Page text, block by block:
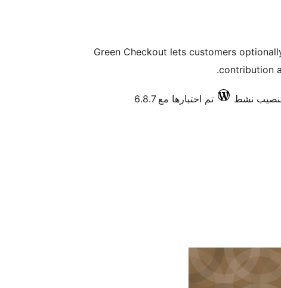
Green Checkout lets customers
contribution
تم اختبارها مع 6.8.7